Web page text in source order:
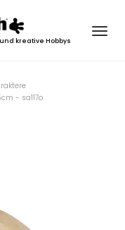
kreative Hobbys
- sa117o